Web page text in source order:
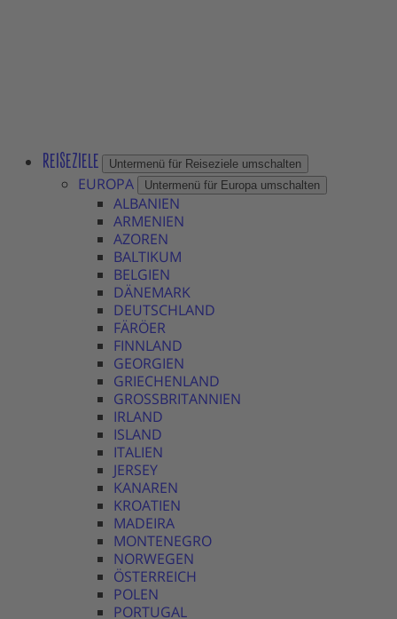
REISEZIELE Untermenü für Reiseziele umschalten
EUROPA Untermenü für Europa umschalten
ALBANIEN
ARMENIEN
AZOREN
BALTIKUM
BELGIEN
DÄNEMARK
DEUTSCHLAND
FÄRÖER
FINNLAND
GEORGIEN
GRIECHENLAND
GROSSBRITANNIEN
IRLAND
ISLAND
ITALIEN
JERSEY
KANAREN
KROATIEN
MADEIRA
MONTENEGRO
NORWEGEN
ÖSTERREICH
POLEN
PORTUGAL